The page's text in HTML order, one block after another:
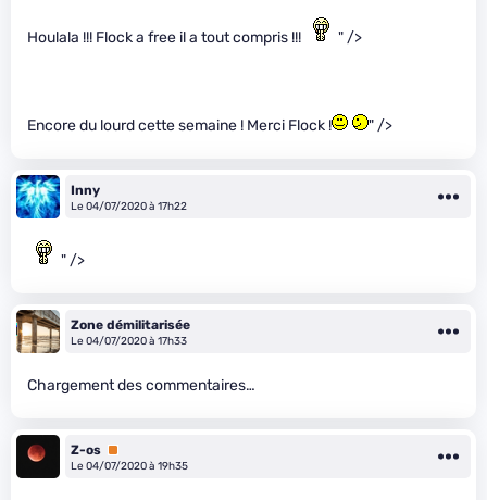
Houlala !!! Flock a free il a tout compris !!! " />
Encore du lourd cette semaine ! Merci Flock ! " />
Inny
Le 04/07/2020 à 17h22
" />
Zone démilitarisée
Le 04/07/2020 à 17h33
Chargement des commentaires…
Z-os Premium
Le 04/07/2020 à 19h35